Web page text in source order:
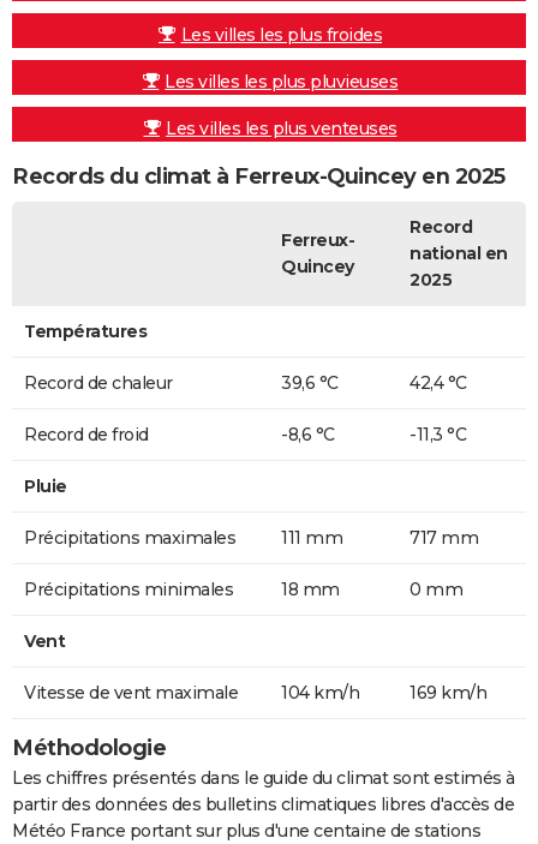
Les villes les plus froides
Les villes les plus pluvieuses
Les villes les plus venteuses
Records du climat à Ferreux-Quincey en 2025
Ferreux-
Quincey
Record
national en
2025
Températures
Record de chaleur 39,6 °C 42,4 °C
Record de froid -8,6 °C -11,3 °C
Pluie
Précipitations maximales 111 mm 717 mm
Précipitations minimales 18 mm 0 mm
Vent
Vitesse de vent maximale 104 km/h 169 km/h
Méthodologie
Les chiffres présentés dans le guide du climat sont estimés à
partir des données des bulletins climatiques libres d'accès de
Météo France portant sur plus d'une centaine de stations